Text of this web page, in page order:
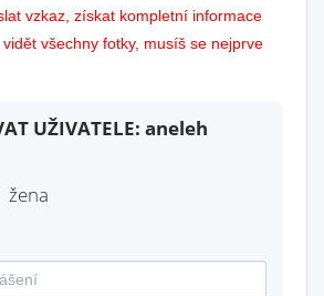
vzkaz, získat kompletní informace
všechny fotky, musíš se nejprve
UŽIVATELE: aneleh
žena